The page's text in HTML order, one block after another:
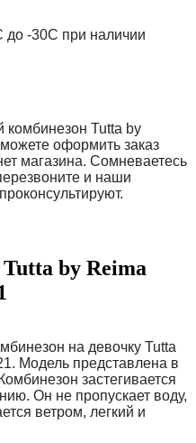
-30С при наличии
комбинезон Tutta by
оформить заказ
магазина. Сомневаетесь
и наши
by Reima
на девочку Tutta
Модель представлена в
Комбинезон застегивается
Он не пропускает воду,
ветром, легкий и